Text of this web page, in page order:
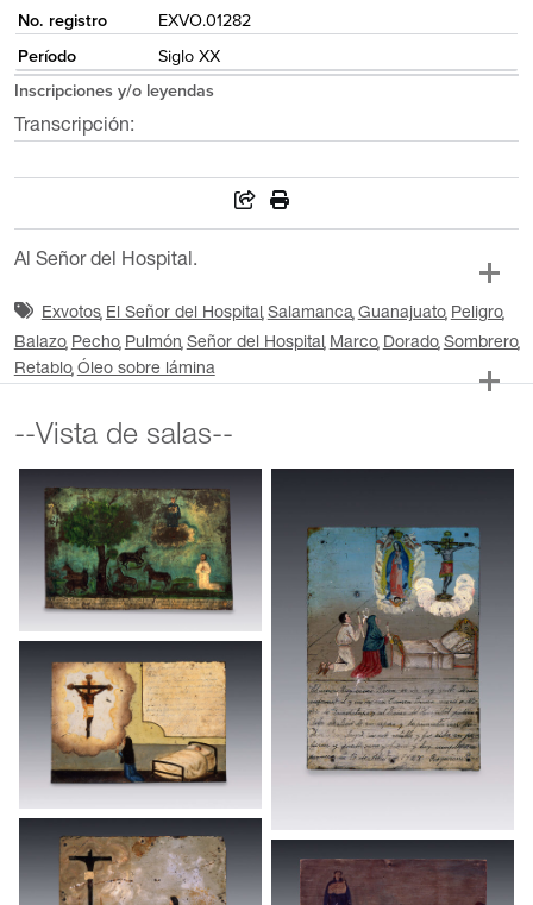
No. registro
EXVO.01282
Período
Siglo XX
Inscripciones y/o leyendas
Transcripción:
Al Señor del Hospital.
Exvotos El Señor del Hospital Salamanca Guanajuato Peligro
Balazo Pecho Pulmón Señor del Hospital Marco Dorado Sombrero
Retablo Óleo sobre lámina
--Vista de salas--